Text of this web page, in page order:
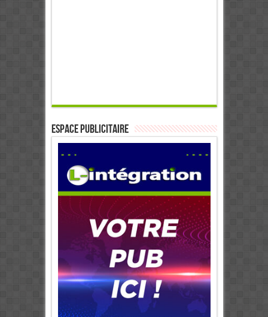
ESPACE PUBLICITAIRE